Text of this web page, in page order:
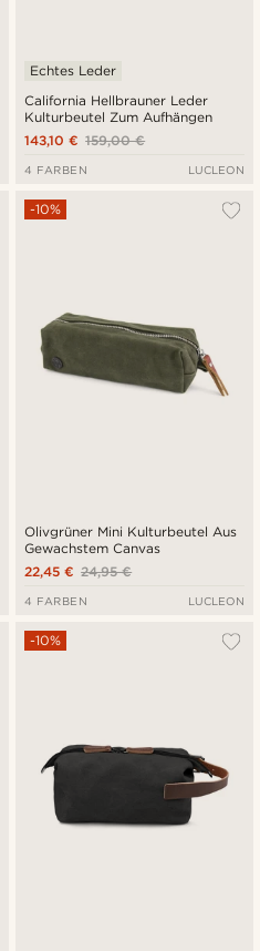
California Hellbrauner Leder
Kulturbeutel Zum Aufhängen
Echtes Leder
159,00 €
143,10 €
4 FARBEN LUCLEON
Olivgrüner Mini Kulturbeutel Aus
Gewachstem Canvas
-10%
24,95 €
22,45 €
4 FARBEN LUCLEON
-10%